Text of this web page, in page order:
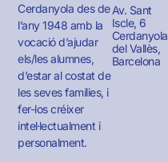
Cerdanyola des de
l’any 1948 amb la
vocació d’ajudar
els/les alumnes,
d’estar al costat de
les seves famílies, i
fer-los créixer
intel·lectualment i
personalment.
Av. Sant
Iscle, 6
Cerdanyola
del Vallès,
Barcelona